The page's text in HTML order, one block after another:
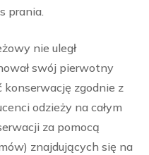
prania.
nie uległ
swój pierwotny
zgodnie z
odzieży na całym
za pomocą
znajdujących się na